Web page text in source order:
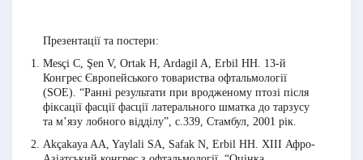
Презентації та постери:
Mesçi C, Şen V, Ortak H, Ardagil A, Erbil HH. 13-й
Конгрес Європейського товариства офтальмології
(SOE). “Ранні результати при вродженому птозі після
фіксації фасції фасції латерального шматка до тарзусу
та м’язу лобного відділу”, с.339, Стамбул, 2001 рік.
Akçakaya AA, Yaylali SA, Safak N, Erbil HH. XIII Афро-